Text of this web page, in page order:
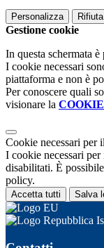
Personalizza
Gestione cookie
In questa schermata
I cookie necessari
piattaforma e non è
Per conoscere quali
visionare la
Cookie necessari per
I cookie necessari
disabilitati. È
policy.
Accetta tutti Salva